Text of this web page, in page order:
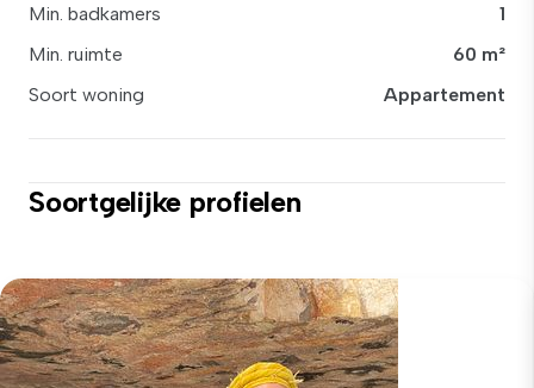
Min. badkamers
1
Min. ruimte
60 m²
Soort woning
Appartement
Soortgelijke profielen